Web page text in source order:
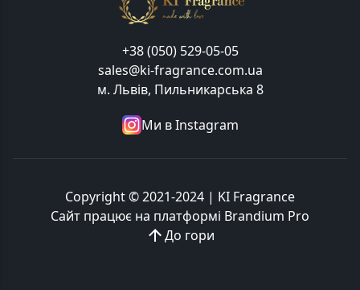
+38 (050) 529-05-05
sales@ki-fragrance.com.ua
м. Львів, Пильникарська 8
Ми в Instagram
Copyright © 2021-2024 | KI Fragrance
Сайт працює на платформі Brandium Pro
До гори